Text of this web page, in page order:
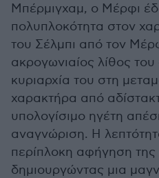
Μπέρμιγχαμ, ο Μέρφι
πολυπλοκότητα στον
του Σέλμπι από τον
ακρογωνιαίος λίθος
κυριαρχία του στη
χαρακτήρα από
υπολογίσιμο ηγέτη
αναγνώριση. Η
περίπλοκη αφήγηση της
δημιουργώντας μια